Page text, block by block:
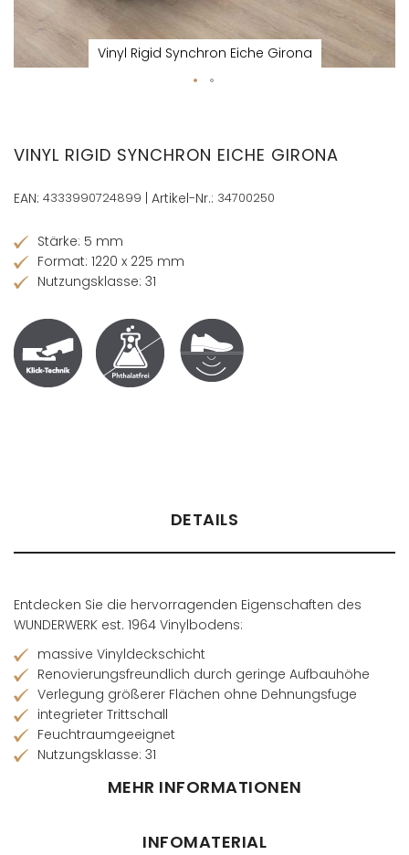
Vinyl Rigid Synchron Eiche Girona
der
Bildergalerie
VINYL RIGID SYNCHRON EICHE GIRONA
EAN: 4333990724899 | Artikel-Nr.: 34700250
Stärke: 5 mm
Format: 1220 x 225 mm
Nutzungsklasse: 31
DETAILS
Entdecken Sie die hervorragenden Eigenschaften des
WUNDERWERK est. 1964 Vinylbodens:
massive Vinyldeckschicht
Renovierungsfreundlich durch geringe Aufbauhöhe
Verlegung größerer Flächen ohne Dehnungsfuge
integrieter Trittschall
Feuchtraumgeeignet
Nutzungsklasse: 31
MEHR INFORMATIONEN
INFOMATERIAL